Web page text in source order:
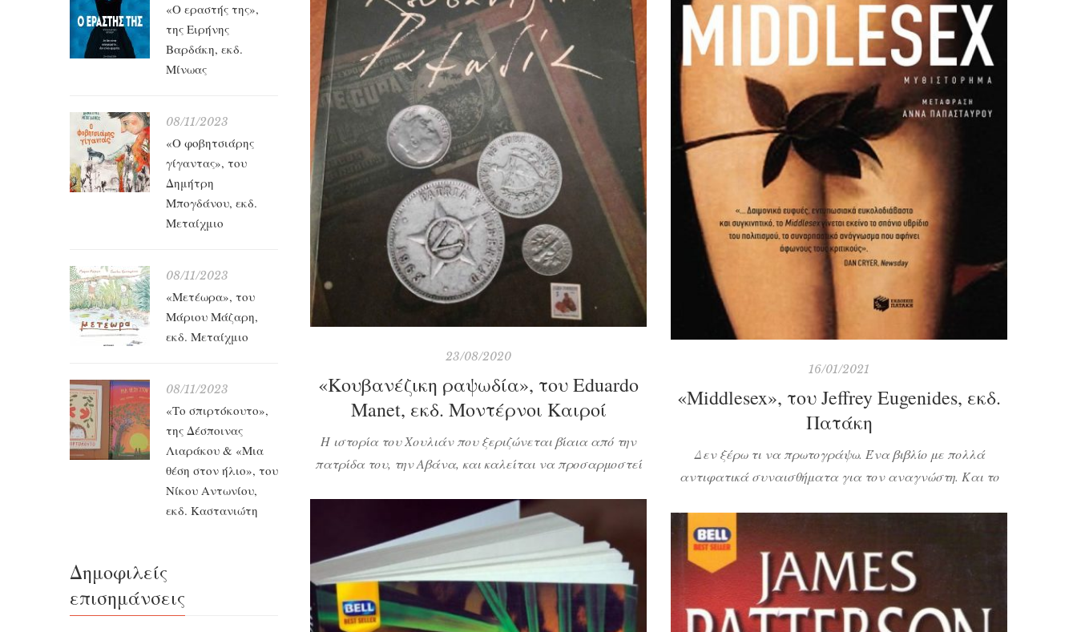
16/01/2021
«Middlesex», του Jeffrey Eugenides, εκδ.
Πατάκη
Δεν ξέρω τι να πρωτογράψω. Ένα βιβλίο με πολλά
αντιφατικά συναισθήματα για τον αναγνώστη. Και το
Ντιτρόιτ) και ως τόπος συμβολισμού (ανάμεσα στα δύο
φύλα). Καταρχάς, καταγγέλλω τον όγκο του κειμένου.
Πραγματικά too much, έστω κι αν κάθε γραμμή σε κερδίζει
και δε σε κουράζει με ανούσιες […]
23/08/2020
«Κουβανέζικη ραψωδία», του Eduardo
Manet, εκδ. Μοντέρνοι Καιροί
Η ιστορία του Χουλιάν που ξεριζώνεται βίαια από την
πατρίδα του, την Αβάνα, και καλείται να προσαρμοστεί
σχέδια σε ένα τελείως διαφορετικό μέλλον και να
ανακαλύψει τα ερωτικά του σκιρτήματα χάρη σε μια
γυναίκα που θα γίνει μετά από καιρό και πολλή σιωπή
σύζυγός του. Η μητέρα του […]
«Ο εραστής της»,
της Ειρήνης
Βαρδάκη, εκδ.
Μίνωας
08/11/2023
«Ο φοβητσιάρης
γίγαντας», του
Δημήτρη
Μπογδάνου, εκδ.
Μεταίχμιο
08/11/2023
«Μετέωρα», του
Μάριου Μάζαρη,
εκδ. Μεταίχμιο
08/11/2023
«Το σπιρτόκουτο»,
της Δέσποινας
Λιαράκου & «Μια
θέση στον ήλιο», του
Νίκου Αντωνίου,
εκδ. Καστανιώτη
Δημοφιλείς
επισημάνσεις